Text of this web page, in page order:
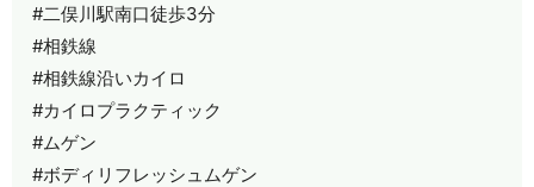
#二俣川駅南口徒歩3分
#相鉄線
#相鉄線沿いカイロ
#カイロプラクティック
#ムゲン
#ボディリフレッシュムゲン